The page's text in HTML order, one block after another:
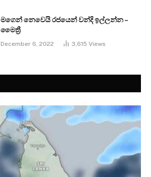
මගෙන් නෙවෙයි රජයෙන් වන්දි ඉල්ලන්න –
මෛත්‍රී
December 6, 2022 3,615 Views